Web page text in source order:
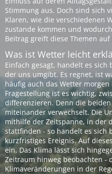
Stimmung aus. Doch sind sich
Klaren, wie die verschiedenen
zustande kommen und
Beitrag greift diese Themen
Was ist Wetter leicht
Einfach gesagt, handelt es
der uns umgibt. Es regnet, ist
häufig auch das Wetter
Fragestellung ist es wichtig,
differenzieren. Denn die
miteinander verwechselt. Die
mithilfe der Zeitspanne, in der
stattfinden - so handelt es sich
kurzfristiges Ereignis. Auf
ein. Das Klima lässt sich
Zeitraum hinweg beobachten -
Klimaveränderungen in der